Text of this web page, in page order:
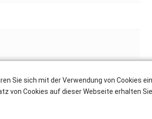
Bodenfreiheit 2 cm
Sie sich mit der Verwendung von Cookies
von Cookies auf dieser Webseite erhalten